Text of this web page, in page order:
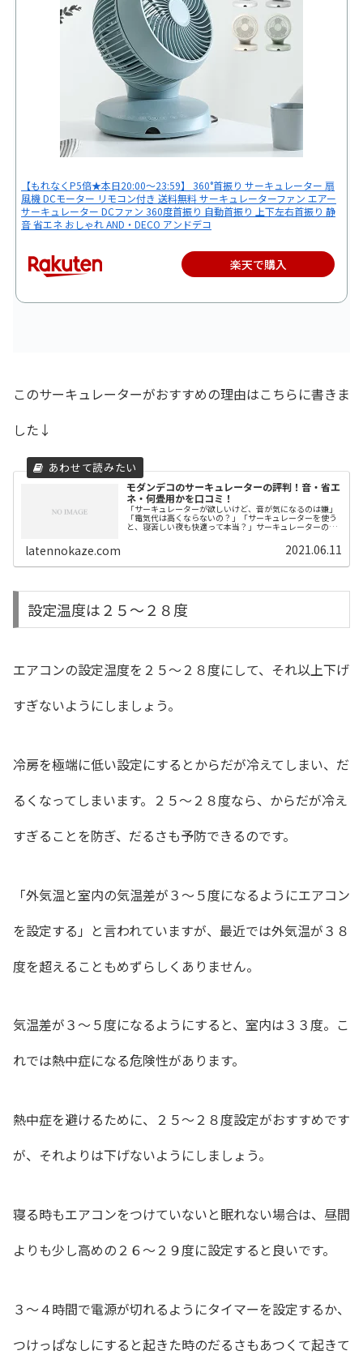
【もれなくP5倍★本日20:00〜23:59】 360°首振り サーキュレーター 扇
風機 DCモーター リモコン付き 送料無料 サーキュレーターファン エアー
サーキュレーター DCファン 360度首振り 自動首振り 上下左右首振り 静
音 省エネ おしゃれ AND・DECO アンドデコ
楽天で購入
このサーキュレーターがおすすめの理由はこちらに書きま
した↓
モダンデコのサーキュレーターの評判！音・省エ
ネ・何畳用かを口コミ！
「サーキュレーターが欲しいけど、音が気になるのは嫌」
「電気代は高くならないの？」「サーキュレーターを使う
と、寝苦しい夜も快適って本当？」サーキュレーターの購
latennokaze.com 2021.06.11
設定温度は２５〜２８度
エアコンの設定温度を２５〜２８度にして、それ以上下げ
すぎないようにしましょう。
冷房を極端に低い設定にするとからだが冷えてしまい、だ
るくなってしまいます。２５〜２８度なら、からだが冷え
すぎることを防ぎ、だるさも予防できるのです。
「外気温と室内の気温差が３〜５度になるようにエアコン
を設定する」と言われていますが、最近では外気温が３８
度を超えることもめずらしくありません。
気温差が３〜５度になるようにすると、室内は３３度。こ
れでは熱中症になる危険性があります。
熱中症を避けるために、２５〜２８度設定がおすすめです
が、それよりは下げないようにしましょう。
寝る時もエアコンをつけていないと眠れない場合は、昼間
よりも少し高めの２６〜２９度に設定すると良いです。
３〜４時間で電源が切れるようにタイマーを設定するか、
つけっぱなしにすると起きた時のだるさもあつくて起きて